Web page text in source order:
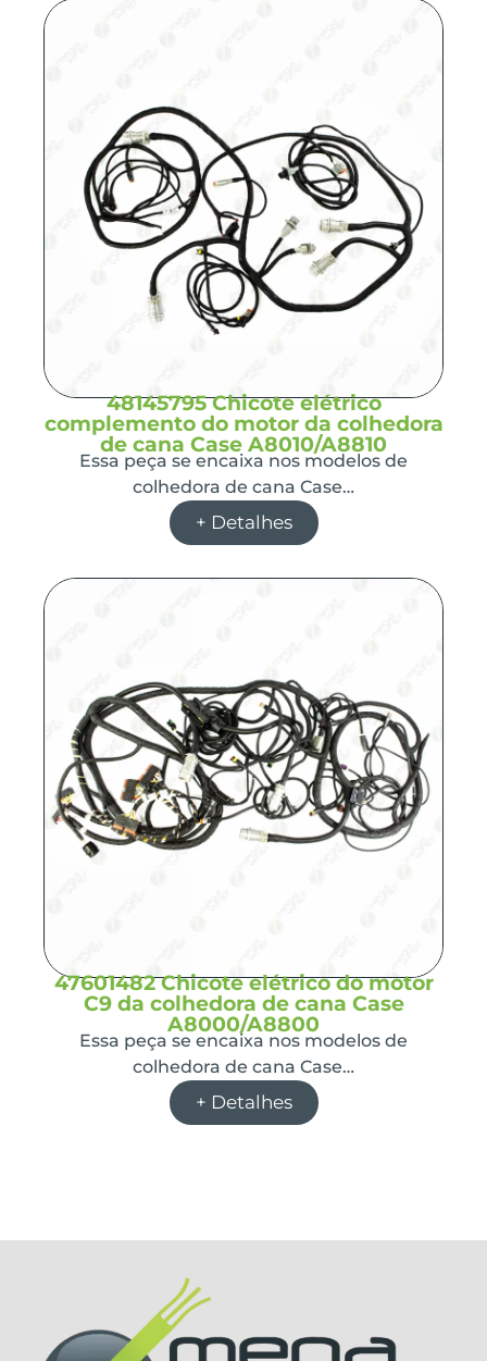
48145795 Chicote elétrico
complemento do motor da colhedora
de cana Case A8010/A8810
Essa peça se encaixa nos modelos de
colhedora de cana Case…
+ Detalhes
47601482 Chicote elétrico do motor
C9 da colhedora de cana Case
A8000/A8800
Essa peça se encaixa nos modelos de
colhedora de cana Case…
+ Detalhes